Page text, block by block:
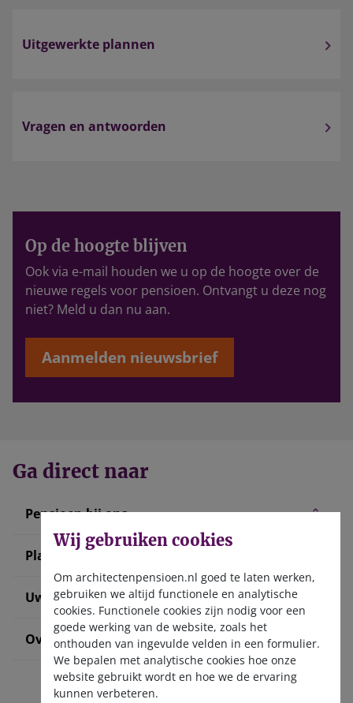
Uitgewerkte plannen
Vragen en antwoorden
Op de hoogte blijven
Ook via e-mail houden we u op de hoogte over de
nieuwe regels voor pensioen. Ontvangt u deze nog
niet? Meld u dan nu aan.
Aanmelden nieuwsbrief
Ga direct naar
Pensioen bij ons
Plan uw pensioen
Uw situatie verandert
Over ons
Wij gebruiken cookies
Om architectenpensioen.nl goed te laten werken,
gebruiken we altijd functionele en analytische
cookies. Functionele cookies zijn nodig voor een
goede werking van de website, zoals het
onthouden van ingevulde velden in een formulier.
We bepalen met analytische cookies hoe onze
website gebruikt wordt en hoe we de ervaring
kunnen verbeteren.